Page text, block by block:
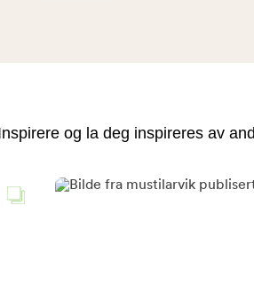
og la deg inspireres av